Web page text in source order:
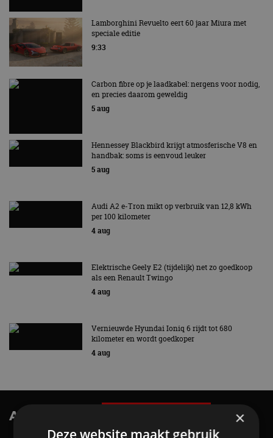
Lamborghini Revuelto eert 60 jaar Miura met
speciale editie
9:33
Carbon fibre op je laadkabel: nergens voor nodig,
en precies daarom geweldig
5 aug
Hennessey Blackbird krijgt atmosferische V8 en
handbak: soms is eenvoud leuker
5 aug
Audi A2 e-Tron mikt op verbruik van 12,8 kWh
per 100 kilometer
4 aug
Elektrische Geely E2 (tijdelijk) net zo goedkoop
als een Renault Twingo
4 aug
Vernieuwde Hyundai Ioniq 6 rijdt tot 680
kilometer en wordt goedkoper
4 aug
AutoRAI.nl TV ×
Deze website maakt gebruik